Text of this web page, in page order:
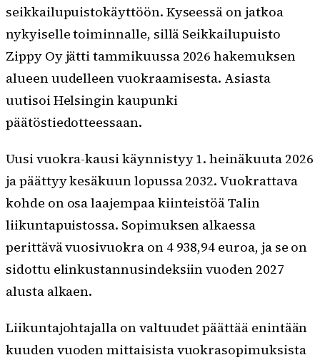
seikkailupuistokäyttöön. Kyseessä on jatkoa
nykyiselle toiminnalle, sillä Seikkailupuisto
Zippy Oy jätti tammikuussa 2026 hakemuksen
alueen uudelleen vuokraamisesta. Asiasta
uutisoi Helsingin kaupunki
päätöstiedotteessaan.
Uusi vuokra-kausi käynnistyy 1. heinäkuuta 2026
ja päättyy kesäkuun lopussa 2032. Vuokrattava
kohde on osa laajempaa kiinteistöä Talin
liikuntapuistossa. Sopimuksen alkaessa
perittävä vuosivuokra on 4 938,94 euroa, ja se on
sidottu elinkustannusindeksiin vuoden 2027
alusta alkaen.
Liikuntajohtajalla on valtuudet päättää enintään
kuuden vuoden mittaisista vuokrasopimuksista